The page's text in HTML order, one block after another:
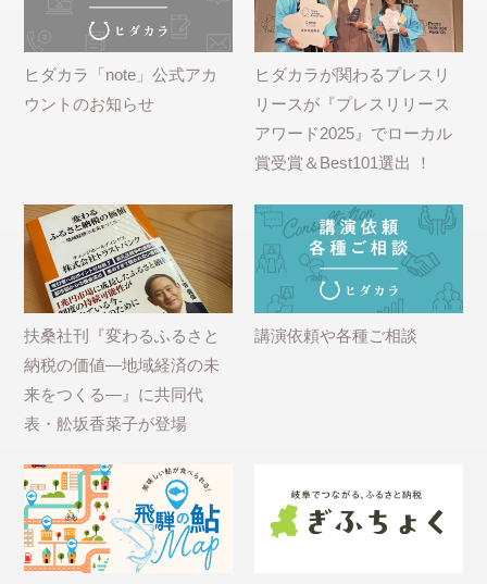
ヒダカラ「note」公式アカ
ウントのお知らせ
ヒダカラが関わるプレスリ
リースが『プレスリリース
アワード2025』でローカル
賞受賞＆Best101選出 ！
扶桑社刊『変わるふるさと
納税の価値―地域経済の未
来をつくる―』に共同代
表・舩坂香菜子が登場
講演依頼や各種ご相談